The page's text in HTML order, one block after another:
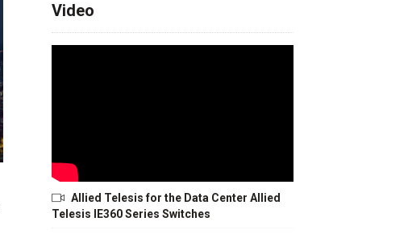
Video
Allied Telesis for the Data Center Allied
Telesis IE360 Series Switches